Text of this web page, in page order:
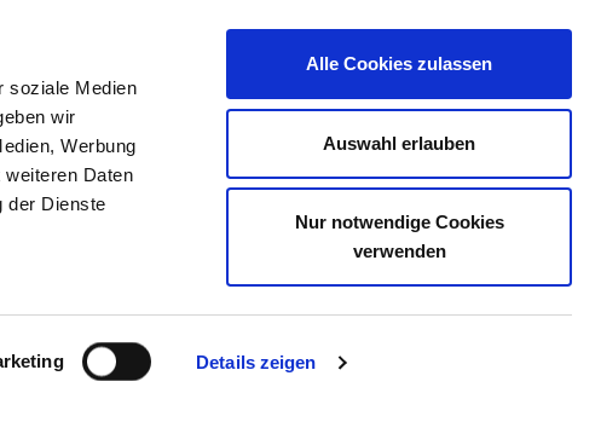
soziale Medien
wir
Werbung
Daten
der Dienste
Details zeigen
Alle Cookies zulassen
Auswahl erlauben
Nur notwendige Cookies
verwenden
STELLENBÖRSE KONTAKT IHRE MEINUNG
HOLSTEIN, CAMPUS KIEL